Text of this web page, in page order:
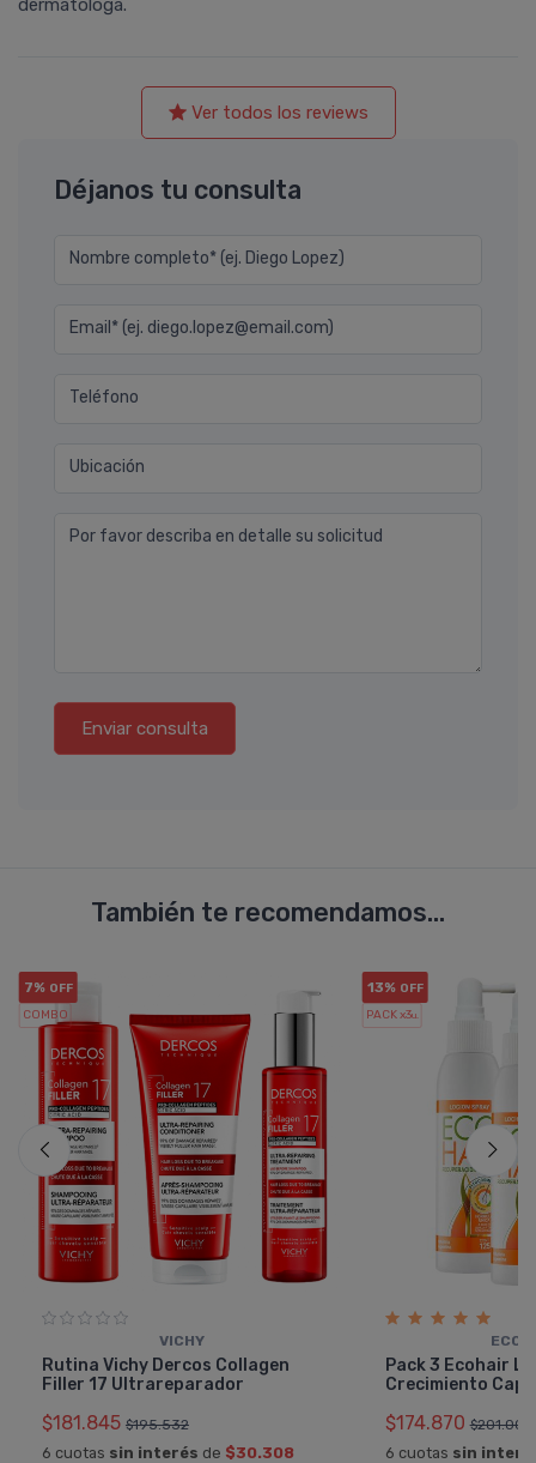
dermátologa.
Ver todos los reviews
Déjanos tu consulta
Nombre completo* (ej. Diego Lopez)
Email* (ej. diego.lopez@email.com)
Teléfono
Ubicación
Por favor describa en detalle su solicitud
Enviar consulta
También te recomendamos...
7% OFF
COMBO
VICHY
Rutina Vichy Dercos Collagen
Filler 17 Ultrareparador
$181.845 $195.532
6 cuotas sin interés de $30.308
13% OFF
PACK x3u.
Pack 3 Ecohair
Crecimiento
$174.870 $201.000
6 cuotas sin